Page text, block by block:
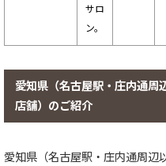
サロ
ン。
愛知県（名古屋駅・庄内通周
店舗）のご紹介
愛知県（名古屋駅・庄内通周辺